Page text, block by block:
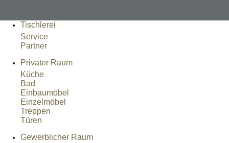
Tischlerei
Service
Partner
Privater Raum
Küche
Bad
Einbaumöbel
Einzelmöbel
Treppen
Türen
Gewerblicher Raum